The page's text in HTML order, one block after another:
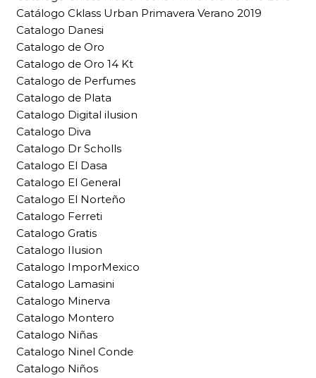
Catálogo Cklass Urban Primavera Verano 2019
Catalogo Danesi
Catalogo de Oro
Catalogo de Oro 14 Kt
Catalogo de Perfumes
Catalogo de Plata
Catalogo Digital ilusion
Catalogo Diva
Catalogo Dr Scholls
Catalogo El Dasa
Catalogo El General
Catalogo El Norteño
Catalogo Ferreti
Catalogo Gratis
Catalogo Ilusion
Catalogo ImporMexico
Catalogo Lamasini
Catalogo Minerva
Catalogo Montero
Catalogo Niñas
Catalogo Ninel Conde
Catalogo Niños